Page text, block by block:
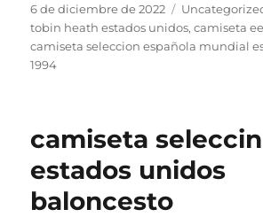
Publicado
el
6 de diciembre de 2022 Categorías
tobin heath estados unidos,camiseta
camiseta seleccion española mundial
1994
camiseta seleccin
estados unidos
baloncesto